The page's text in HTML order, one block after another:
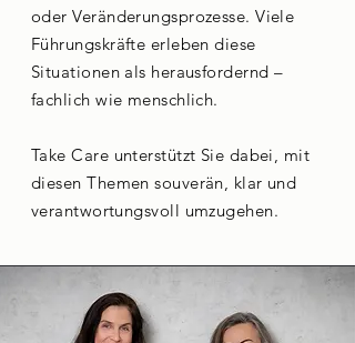
oder Veränderungsprozesse. Viele
Führungskräfte erleben diese
Situationen als herausfordernd –
fachlich wie menschlich.
Take Care unterstützt Sie dabei, mit
diesen Themen souverän, klar und
verantwortungsvoll umzugehen.